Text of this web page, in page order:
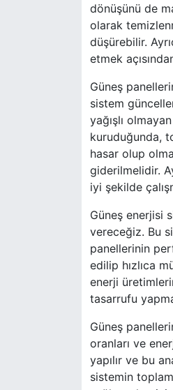
dönüşünü de
olarak
düşürebilir.
etmek
Güneş
sistem
yağışlı
kuruduğunda,
hasar olup
giderilmelidir.
iyi şekilde
Güneş enerjisi
vereceğiz. Bu
panellerinin
edilip hızlıca
enerji
tasarrufu
Güneş
oranları ve
yapılır ve bu
sistemin